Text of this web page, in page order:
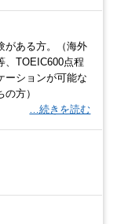
がある方。（海外
、TOEIC600点程
ーションが可能な
方）
…続きを読む